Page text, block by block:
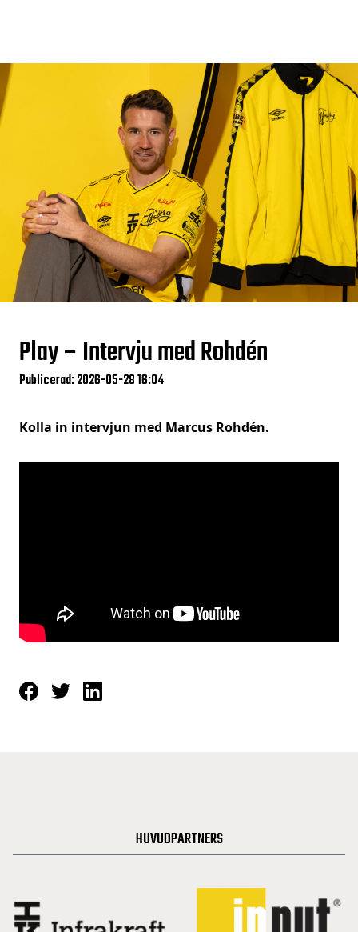
Play – Intervju med Rohdén
Publicerad: 2026-05-28 16:04
Kolla in intervjun med Marcus Rohdén.
HUVUDPARTNERS